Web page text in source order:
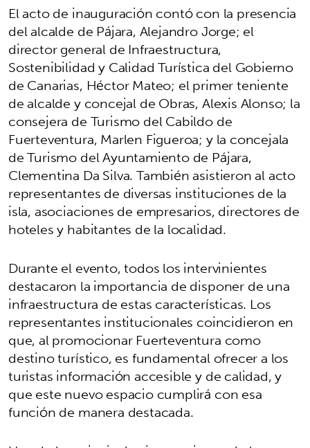
El acto de inauguración contó con la presencia
del alcalde de Pájara, Alejandro Jorge; el
director general de Infraestructura,
Sostenibilidad y Calidad Turística del Gobierno
de Canarias, Héctor Mateo; el primer teniente
de alcalde y concejal de Obras, Alexis Alonso; la
consejera de Turismo del Cabildo de
Fuerteventura, Marlen Figueroa; y la concejala
de Turismo del Ayuntamiento de Pájara,
Clementina Da Silva. También asistieron al acto
representantes de diversas instituciones de la
isla, asociaciones de empresarios, directores de
hoteles y habitantes de la localidad.
Durante el evento, todos los intervinientes
destacaron la importancia de disponer de una
infraestructura de estas características. Los
representantes institucionales coincidieron en
que, al promocionar Fuerteventura como
destino turístico, es fundamental ofrecer a los
turistas información accesible y de calidad, y
que este nuevo espacio cumplirá con esa
función de manera destacada.